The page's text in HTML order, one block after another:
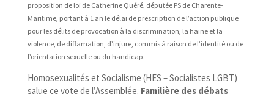
proposition de loi de Catherine Quéré, députée PS de Charente-​
Maritime, portant à 1 an le délai de prescription de l’action publique
pour les délits de provocation à la discrimination, la haine et la
violence, de diffamation, d’injure, commis à raison de l’identité ou de
l’orientation sexuelle ou du handicap.
Homosexualités et Socialisme (HES – Socialistes LGBT)
salue ce vote de l’Assemblée. Familière des débats